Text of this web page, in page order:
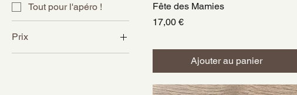
Tout pour l'apéro !
Prix
Fête des Mamies
Prix
17,00 €
Ajouter au panier